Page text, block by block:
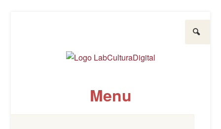
Pesquisar
LabCulturaDigital
Menu
Pule para o conteúdo